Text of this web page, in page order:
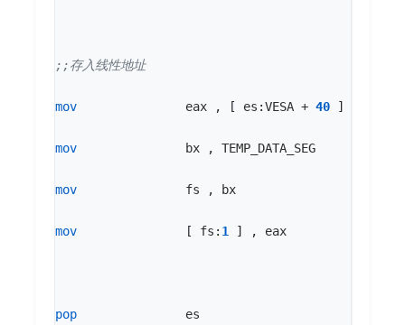
mov eax , [ es :VESA + 40 ]
mov bx , TEMP_DATA_SEG
mov fs , bx
mov [ fs : 1 ] , eax
pop es